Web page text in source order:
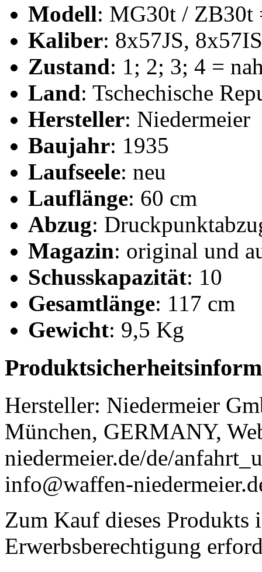
Modell: MG30t / ZB30t
Kaliber: 8x57JS,
Zustand: 1; 2; 3; 4 =
Land: Tschechische
Hersteller: Niedermeier
Baujahr: 1935
Laufseele: neu
Lauflänge: 60 cm
Abzug:
Magazin: original und
Schusskapazität: 10
Gesamtlänge: 117 cm
Gewicht: 9,5 Kg
Hersteller: Niedermeier
München, GERMANY,
niedermeier.de/de/
info@waffen-
Zum Kauf dieses Produkts
Erwerbsberechtigung